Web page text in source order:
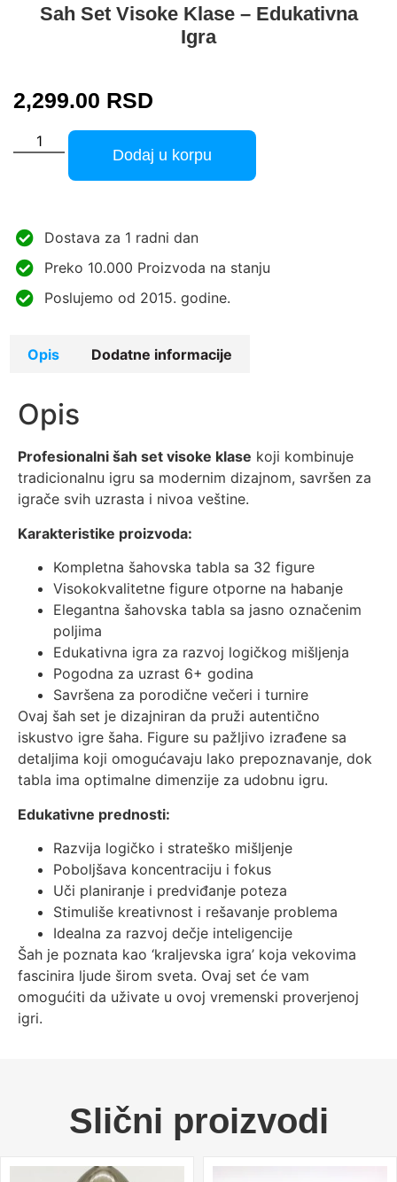
Sah Set Visoke Klase – Edukativna
Igra
2,299.00 RSD
Dodaj u korpu
Dostava za 1 radni dan
Preko 10.000 Proizvoda na stanju
Poslujemo od 2015. godine.
Opis Dodatne informacije
Opis
Profesionalni šah set visoke klase koji kombinuje
tradicionalnu igru sa modernim dizajnom, savršen za
igrače svih uzrasta i nivoa veštine.
Karakteristike proizvoda:
Kompletna šahovska tabla sa 32 figure
Visokokvalitetne figure otporne na habanje
Elegantna šahovska tabla sa jasno označenim
poljima
Edukativna igra za razvoj logičkog mišljenja
Pogodna za uzrast 6+ godina
Savršena za porodične večeri i turnire
Ovaj šah set je dizajniran da pruži autentično
iskustvo igre šaha. Figure su pažljivo izrađene sa
detaljima koji omogućavaju lako prepoznavanje, dok
tabla ima optimalne dimenzije za udobnu igru.
Edukativne prednosti:
Razvija logičko i strateško mišljenje
Poboljšava koncentraciju i fokus
Uči planiranje i predviđanje poteza
Stimuliše kreativnost i rešavanje problema
Idealna za razvoj dečje inteligencije
Šah je poznata kao ‘kraljevska igra’ koja vekovima
fascinira ljude širom sveta. Ovaj set će vam
omogućiti da uživate u ovoj vremenski proverjenoj
igri.
Slični proizvodi